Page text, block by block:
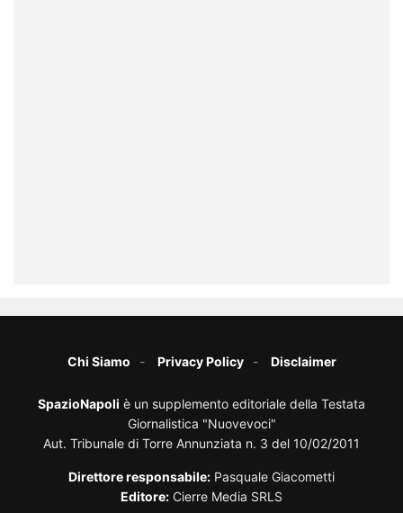
Chi Siamo Privacy Policy Disclaimer
SpazioNapoli è un supplemento editoriale della Testata
Giornalistica "Nuovevoci"
Aut. Tribunale di Torre Annunziata n. 3 del 10/02/2011
Direttore responsabile: Pasquale Giacometti
Editore: Cierre Media SRLS